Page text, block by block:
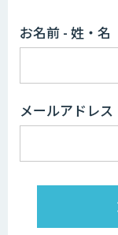
お名前 - 姓・名
メールアドレス